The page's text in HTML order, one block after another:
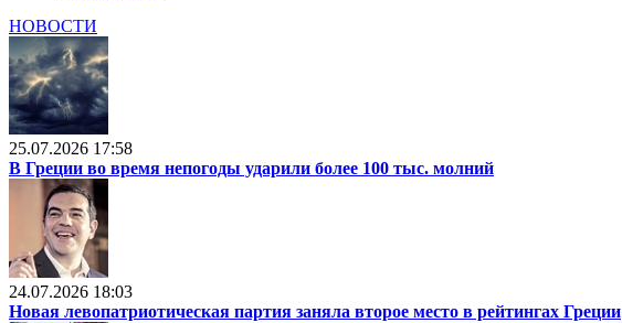
НОВОСТИ
25.07.2026 17:58
В Греции во время непогоды ударили более 100 тыс. молний
24.07.2026 18:03
Новая левопатриотическая партия заняла второе место в рейтингах Греции